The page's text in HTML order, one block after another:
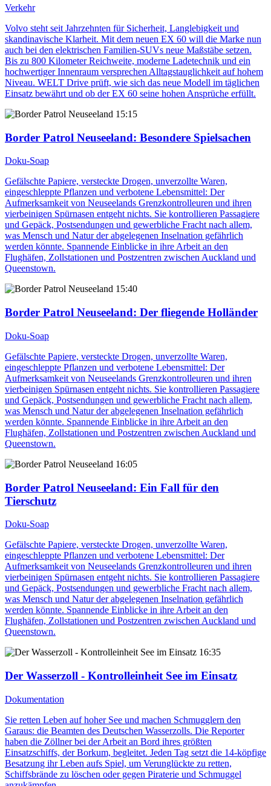
Verkehr
Volvo steht seit Jahrzehnten für Sicherheit, Langlebigkeit und
skandinavische Klarheit. Mit dem neuen EX 60 will die Marke nun
auch bei den elektrischen Familien-SUVs neue Maßstäbe setzen.
Bis zu 800 Kilometer Reichweite, moderne Ladetechnik und ein
hochwertiger Innenraum versprechen Alltagstauglichkeit auf hohem
Niveau. WELT Drive prüft, wie sich das neue Modell im täglichen
Einsatz bewährt und ob der EX 60 seine hohen Ansprüche erfüllt.
15:15
Border Patrol Neuseeland: Besondere Spielsachen
Doku-Soap
Gefälschte Papiere, versteckte Drogen, unverzollte Waren,
eingeschleppte Pflanzen und verbotene Lebensmittel: Der
Aufmerksamkeit von Neuseelands Grenzkontrolleuren und ihren
vierbeinigen Spürnasen entgeht nichts. Sie kontrollieren Passagiere
und Gepäck, Postsendungen und gewerbliche Fracht nach allem,
was Mensch und Natur der abgelegenen Inselnation gefährlich
werden könnte. Spannende Einblicke in ihre Arbeit an den
Flughäfen, Zollstationen und Postzentren zwischen Auckland und
Queenstown.
15:40
Border Patrol Neuseeland: Der fliegende Holländer
Doku-Soap
Gefälschte Papiere, versteckte Drogen, unverzollte Waren,
eingeschleppte Pflanzen und verbotene Lebensmittel: Der
Aufmerksamkeit von Neuseelands Grenzkontrolleuren und ihren
vierbeinigen Spürnasen entgeht nichts. Sie kontrollieren Passagiere
und Gepäck, Postsendungen und gewerbliche Fracht nach allem,
was Mensch und Natur der abgelegenen Inselnation gefährlich
werden könnte. Spannende Einblicke in ihre Arbeit an den
Flughäfen, Zollstationen und Postzentren zwischen Auckland und
Queenstown.
16:05
Border Patrol Neuseeland: Ein Fall für den
Tierschutz
Doku-Soap
Gefälschte Papiere, versteckte Drogen, unverzollte Waren,
eingeschleppte Pflanzen und verbotene Lebensmittel: Der
Aufmerksamkeit von Neuseelands Grenzkontrolleuren und ihren
vierbeinigen Spürnasen entgeht nichts. Sie kontrollieren Passagiere
und Gepäck, Postsendungen und gewerbliche Fracht nach allem,
was Mensch und Natur der abgelegenen Inselnation gefährlich
werden könnte. Spannende Einblicke in ihre Arbeit an den
Flughäfen, Zollstationen und Postzentren zwischen Auckland und
Queenstown.
16:35
Der Wasserzoll - Kontrolleinheit See im Einsatz
Dokumentation
Sie retten Leben auf hoher See und machen Schmugglern den
Garaus: die Beamten des Deutschen Wasserzolls. Die Reporter
haben die Zöllner bei der Arbeit an Bord ihres größten
Einsatzschiffs, der Borkum, begleitet. Jeden Tag setzt die 14-köpfige
Besatzung ihr Leben aufs Spiel, um Verunglückte zu retten,
Schiffsbrände zu löschen oder gegen Piraterie und Schmuggel